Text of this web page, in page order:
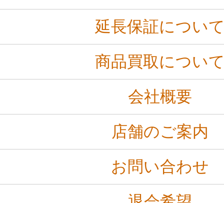
延長保証につい
商品買取につい
会社概要
店舗のご案内
お問い合わせ